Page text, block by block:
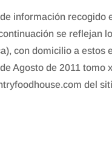
información recogido
se reflejan
con domicilio a
Agosto de 2011
del